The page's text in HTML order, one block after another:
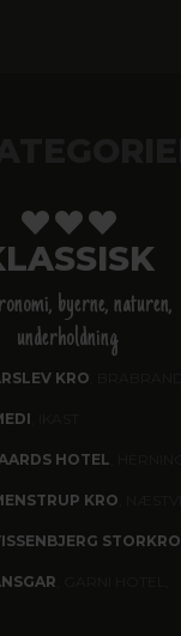
byerne, naturen,
underholdning
KRO
HOTEL
KRO
STORKRO